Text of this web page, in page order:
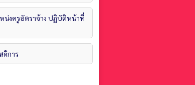
น่งครูอัตราจ้าง ปฏิบัติหน้าที่
ดิการ